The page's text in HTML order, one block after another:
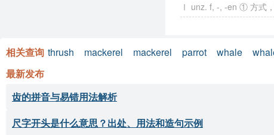
Ⅰ unz. f, -, -en ① 方式
相关查询 thrush mackerel mackerel parrot whale
最新发布
齿的拼音与易错用法解析
尺字开头是什么意思？出处、用法和造句示例